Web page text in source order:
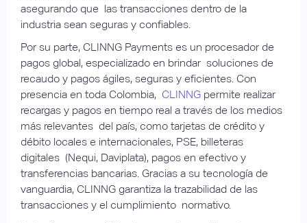
asegurando que las transacciones dentro de la
industria sean seguras y confiables.
Por su parte, CLINNG Payments es un procesador de
pagos global, especializado en brindar soluciones de
recaudo y pagos ágiles, seguras y eficientes. Con
presencia en toda Colombia, CLINNG permite realizar
recargas y pagos en tiempo real a través de los medios
más relevantes del país, como tarjetas de crédito y
débito locales e internacionales, PSE, billeteras
digitales (Nequi, Daviplata), pagos en efectivo y
transferencias bancarias. Gracias a su tecnología de
vanguardia, CLINNG garantiza la trazabilidad de las
transacciones y el cumplimiento normativo.